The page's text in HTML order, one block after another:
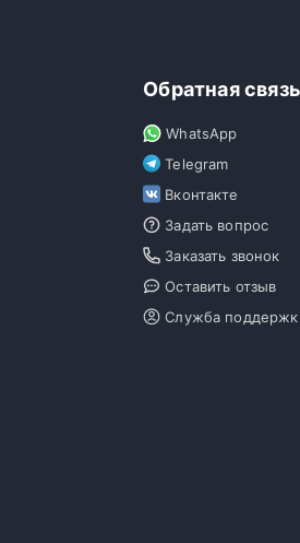
Обратная связь
WhatsApp
Telegram
Вконтакте
Задать вопрос
Заказать звонок
Оставить отзыв
Служба